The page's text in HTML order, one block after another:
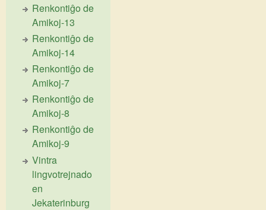
Renkontiĝo de
Amikoj-13
Renkontiĝo de
Amikoj-14
Renkontiĝo de
Amikoj-7
Renkontiĝo de
Amikoj-8
Renkontiĝo de
Amikoj-9
Vintra
lingvotrejnado
en
Jekaterinburg